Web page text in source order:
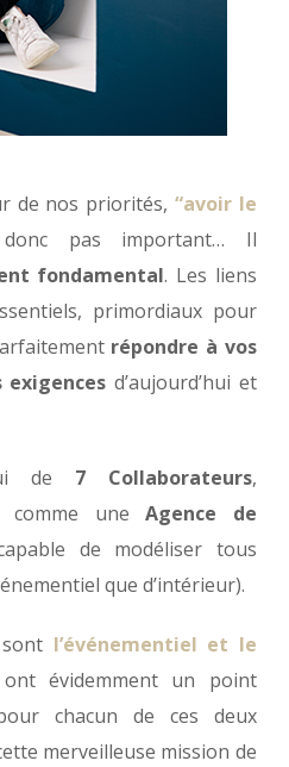
de nos priorités, “avoir le
pas important… Il
fondamental. Les liens
primordiaux pour
répondre à vos
exigences d’aujourd’hui et
de 7 Collaborateurs,
comme uneAgence de
de modéliser tous
que d’intérieur).
l’événementiel et le
évidemment un point
chacun de ces deux
merveilleuse mission de